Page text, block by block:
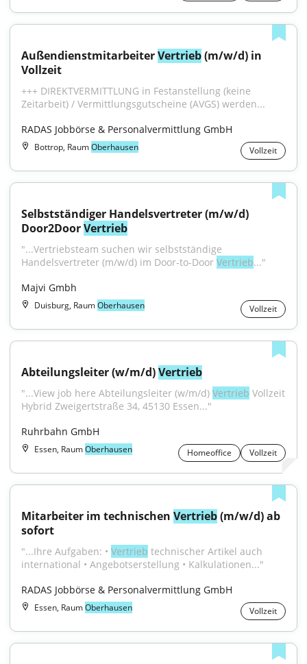
Außendienstmitarbeiter Vertrieb (m/w/d) in
Vollzeit
+++ DIREKTVERMITTLUNG in Festanstellung (keine
Zeitarbeit) / Vermittlungsgutscheine (AVGS) werden...
RADAS Jobbörse & Personalvermittlung GmbH
Bottrop, RaumOberhausen Vollzeit
Selbstständiger Handelsvertreter (m/w/d)
Door2Door Vertrieb
"...Vertriebsteam suchen wir selbstständige
Handelsvertreter (m/w/d) im Door-to-Door Vertrieb..."
Majvi Gmbh
Duisburg, RaumOberhausen Vollzeit
Abteilungsleiter (w/m/d) Vertrieb
"...View job here Abteilungsleiter (w/m/d) Vertrieb Vollzeit
Hybrid Zweigertstraße 34, 45130 Essen..."
Ruhrbahn GmbH
Essen, RaumOberhausen Homeoffice Vollzeit
Mitarbeiter im technischen Vertrieb (m/w/d) ab
sofort
"...Ihre Aufgaben: • Vertrieb technischer Artikel auch
international • Angebotserstellung • Kalkulationen..."
RADAS Jobbörse & Personalvermittlung GmbH
Essen, RaumOberhausen Vollzeit